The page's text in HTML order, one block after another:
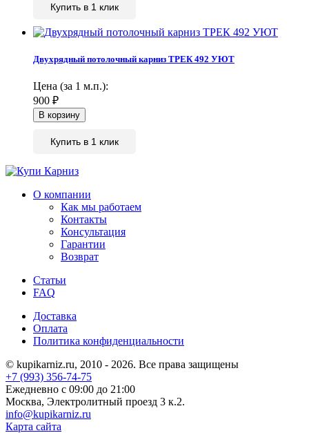
Купить в 1 клик
Двухрядный потолочный карниз ТРЕК 492 УЮТ
Цена (за 1 м.п.):
900 ₽
Купить в 1 клик
О компании
Как мы работаем
Контакты
Консультация
Гарантии
Возврат
Статьи
FAQ
Доставка
Оплата
Политика конфиденциальности
© kupikarniz.ru, 2010 - 2026. Все права защищены
+7 (993) 356-74-75
Eжедневно с 09:00 до 21:00
Москва, Электролитный проезд 3 к.2.
info@kupikarniz.ru
Карта сайта